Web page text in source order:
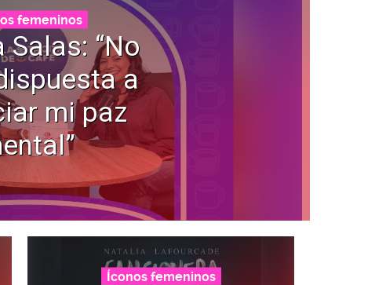
femeninos
Salas: “No
a
mi paz
Íconos femeninos